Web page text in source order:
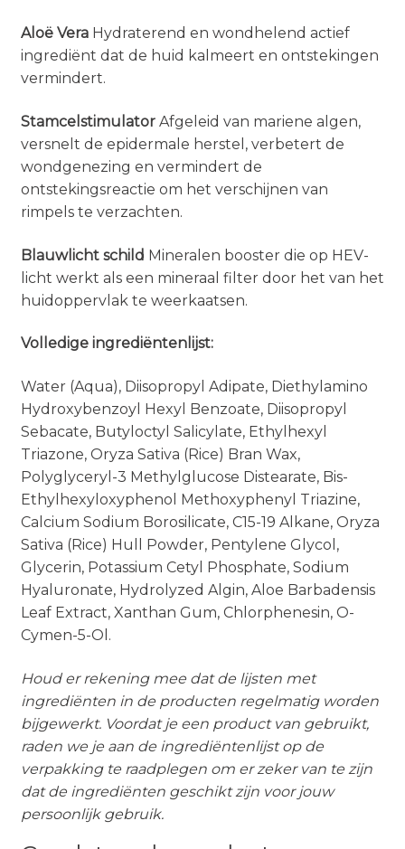
Aloë VeraHydraterend en wondhelend actief
ingrediënt dat de huid kalmeert en ontstekingen
vermindert.
StamcelstimulatorAfgeleid van mariene algen,
versnelt de epidermale herstel, verbetert de
wondgenezing en vermindert de
ontstekingsreactie om het verschijnen van
rimpels te verzachten.
Blauwlicht schild Mineralen booster die op HEV-
licht werkt als een mineraal filter door het van het
huidoppervlak te weerkaatsen.
Volledige ingrediëntenlijst:
Water (Aqua), Diisopropyl Adipate, Diethylamino
Hydroxybenzoyl Hexyl Benzoate, Diisopropyl
Sebacate, Butyloctyl Salicylate, Ethylhexyl
Triazone, Oryza Sativa (Rice) Bran Wax,
Polyglyceryl-3 Methylglucose Distearate, Bis-
Ethylhexyloxyphenol Methoxyphenyl Triazine,
Calcium Sodium Borosilicate, C15-19 Alkane, Oryza
Sativa (Rice) Hull Powder, Pentylene Glycol,
Glycerin, Potassium Cetyl Phosphate, Sodium
Hyaluronate, Hydrolyzed Algin, Aloe Barbadensis
Leaf Extract, Xanthan Gum, Chlorphenesin, O-
Cymen-5-Ol.
Houd er rekening mee dat de lijsten met
ingrediënten in de producten regelmatig worden
bijgewerkt. Voordat je een product van gebruikt,
raden we je aan de ingrediëntenlijst op de
verpakking te raadplegen om er zeker van te zijn
dat de ingrediënten geschikt zijn voor jouw
persoonlijk gebruik.